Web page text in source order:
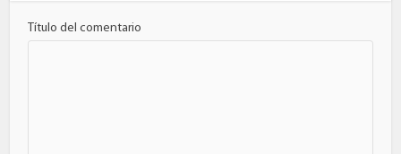
Título del comentario